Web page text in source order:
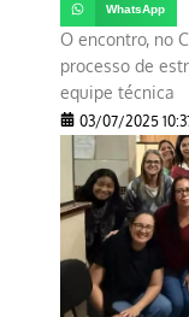
WhatsApp
O encontro, no
processo de
equipe técnica
03/07/2025